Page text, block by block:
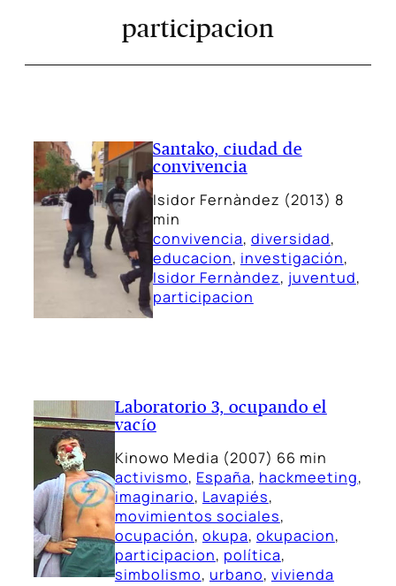
participacion
Santako, ciudad de
convivencia
Isidor Fernàndez (2013) 8
min
convivencia, diversidad
educacion, investigación
Isidor Fernàndez, juventud
participacion
Laboratorio 3, ocupando el
vacío
Kinowo Media (2007) 66 min
activismo, España, hackmeeting
imaginario, Lavapiés
movimientos sociales
ocupación, okupa, okupacion
participacion, política
simbolismo, urbano, vivienda